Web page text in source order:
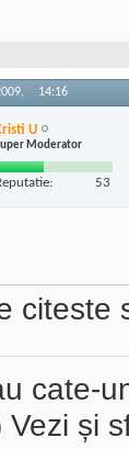
14:16
U
Moderator
53
citeste
cate-
Vezi și